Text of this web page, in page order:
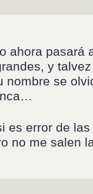
ahora pasará
y
nombre se
es error de
no me salen